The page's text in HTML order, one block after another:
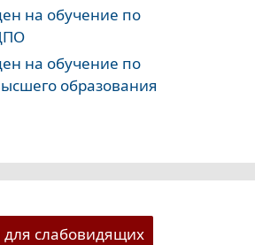
на обучение по
на обучение по
образования
для слабовидящих